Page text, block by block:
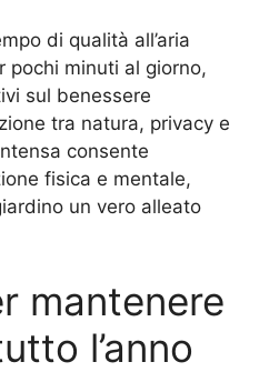
di qualità all’aria
pochi minuti al giorno,
sul benessere
tra natura, privacy e
consente
fisica e mentale,
un vero alleato
mantenere
l’anno